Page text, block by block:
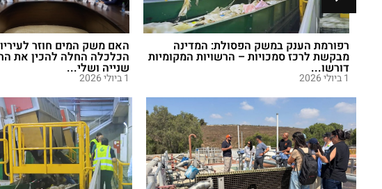
רפורמת הענק במשק הפסולת: המדינה
מבקשת לרכז סמכויות – הרשויות המקומיות
דורשו...
1 ביולי 2026
האם משק המים חוזר
הכלכלה החלה להכין את
שנייה ושלי...
1 ביולי 2026